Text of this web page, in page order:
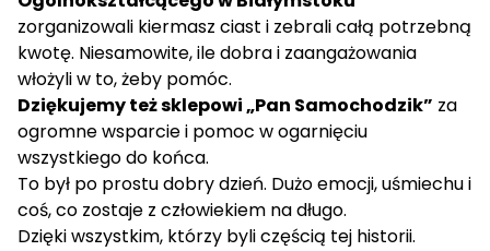
zorganizowali kiermasz ciast i zebrali całą potrzebną
kwotę. Niesamowite, ile dobra i zaangażowania
włożyli w to, żeby pomóc.
Dziękujemy też sklepowi „Pan Samochodzik” za
ogromne wsparcie i pomoc w ogarnięciu
wszystkiego do końca.
To był po prostu dobry dzień. Dużo emocji, uśmiechu i
coś, co zostaje z człowiekiem na długo.
Dzięki wszystkim, którzy byli częścią tej historii.